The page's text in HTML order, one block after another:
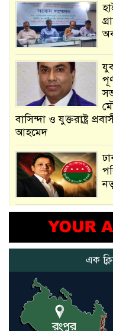
বাসিন্দা ও যুক্তরাষ্ট্র
আহমেদ
এক